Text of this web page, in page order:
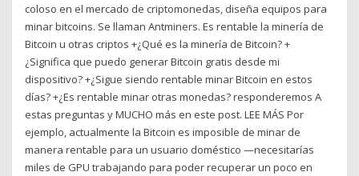
coloso en el mercado de criptomonedas, diseña equipos para
minar bitcoins. Se llaman Antminers. Es rentable la minería de
Bitcoin u otras criptos +¿Qué es la minería de Bitcoin? +
¿Significa que puedo generar Bitcoin gratis desde mi
dispositivo? +¿Sigue siendo rentable minar Bitcoin en estos
días? +¿Es rentable minar otras monedas? responderemos A
estas preguntas y MUCHO más en este post. LEE MÁS Por
ejemplo, actualmente la Bitcoin es imposible de minar de
manera rentable para un usuario doméstico —necesitarías
miles de GPU trabajando para poder recuperar un poco en